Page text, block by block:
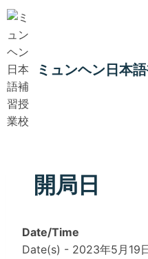
内
を
キ
ッ
プ
ミュンヘン​日本
開局日
Date/Time
Date(s) - 2023年5月19